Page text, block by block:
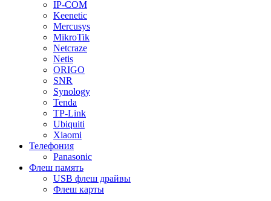
IP-COM
Keenetic
Mercusys
MikroTik
Netcraze
Netis
ORIGO
SNR
Synology
Tenda
TP-Link
Ubiquiti
Xiaomi
Телефония
Panasonic
Флеш память
USB флеш драйвы
Флеш карты